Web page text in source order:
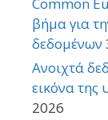
βήμα για
δεδομένων
Ανοιχτά
εικόνα της
2026